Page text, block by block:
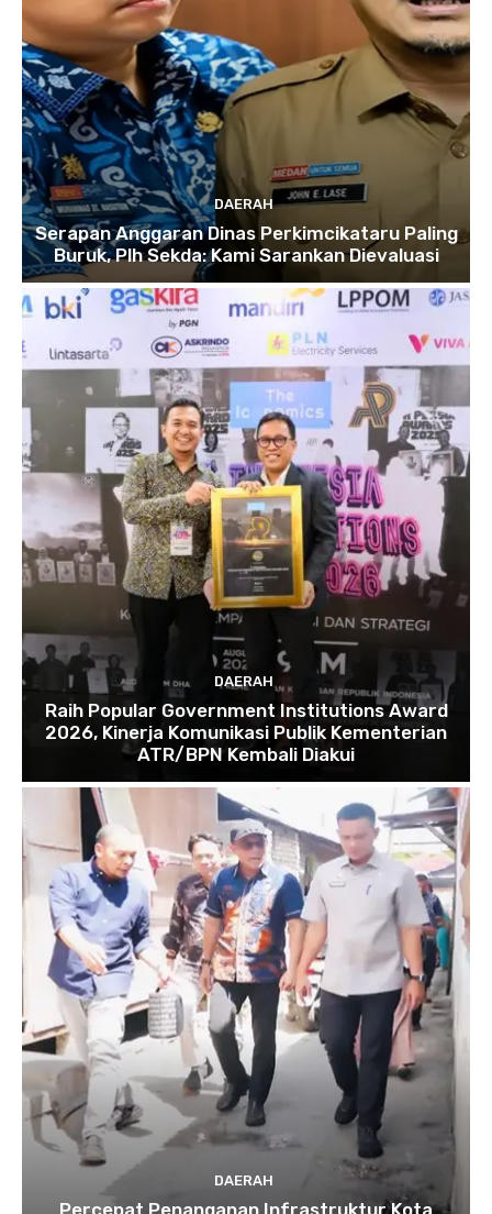
DAERAH
Serapan Anggaran Dinas Perkimcikataru Paling
Buruk, Plh Sekda: Kami Sarankan Dievaluasi
DAERAH
Raih Popular Government Institutions Award
2026, Kinerja Komunikasi Publik Kementerian
ATR/BPN Kembali Diakui
DAERAH
Percepat Penanganan Infrastruktur Kota